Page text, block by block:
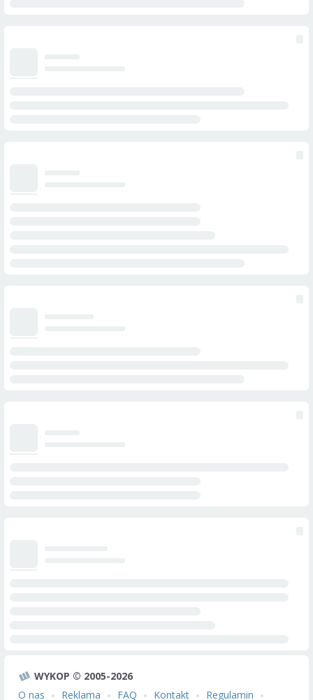
WYKOP © 2005-2026
O nas
Reklama FAQ Kontakt Regulamin